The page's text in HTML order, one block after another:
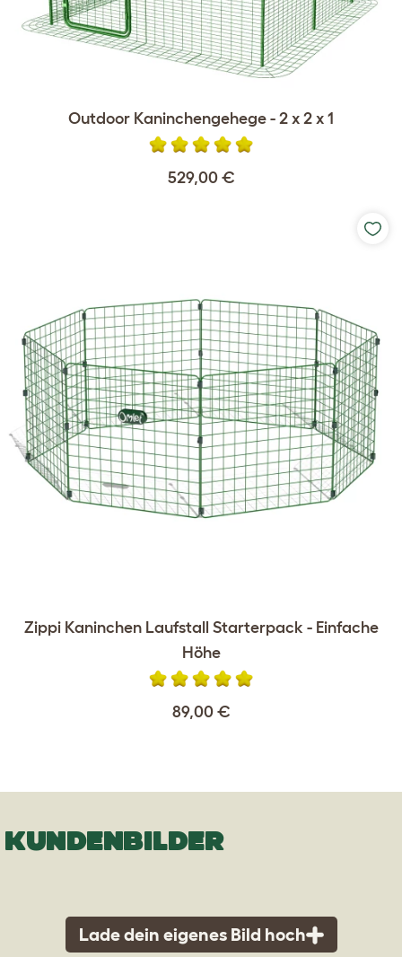
Outdoor Kaninchengehege - 2 x 2 x 1
529,00 €
Zippi Kaninchen Laufstall Starterpack - Einfache
Höhe
89,00 €
KUNDENBILDER
Lade dein eigenes Bild hoch